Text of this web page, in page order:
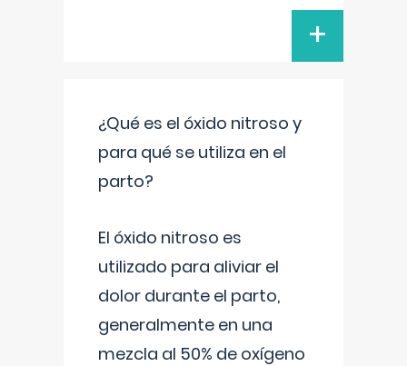
+
¿Qué es el óxido nitroso y
para qué se utiliza en el
parto?
El óxido nitroso es
utilizado para aliviar el
dolor durante el parto,
generalmente en una
mezcla al 50% de oxígeno